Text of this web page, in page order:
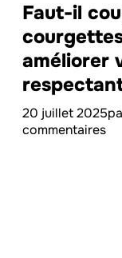
Faut-il
améliorer
20 juillet 2025
commentaires